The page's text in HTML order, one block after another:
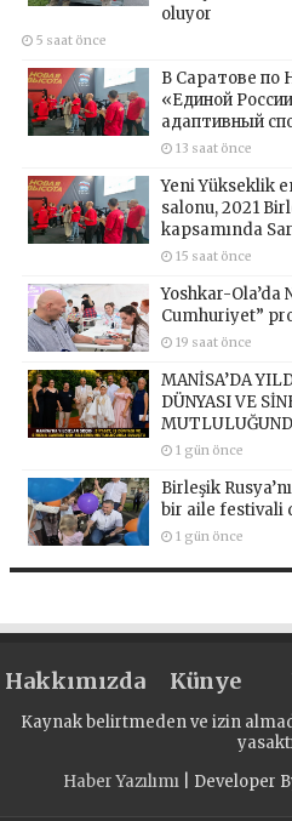
oluyor
5 saat önce
В Саратове по
«Единой
адаптивный
13 saat önce
Yeni Yükseklik
salonu, 2021
kapsamında
15 saat önce
Yoshkar-Ola’da
Cumhuriyet”
19 saat önce
MANİSA’DA
DÜNYASI VE
1 gün önce
Birleşik
bir aile festivali
1 gün önce
Hakkımızda Künye
Kaynak belirtmeden ve izin
Haber Yazılımı| Developer